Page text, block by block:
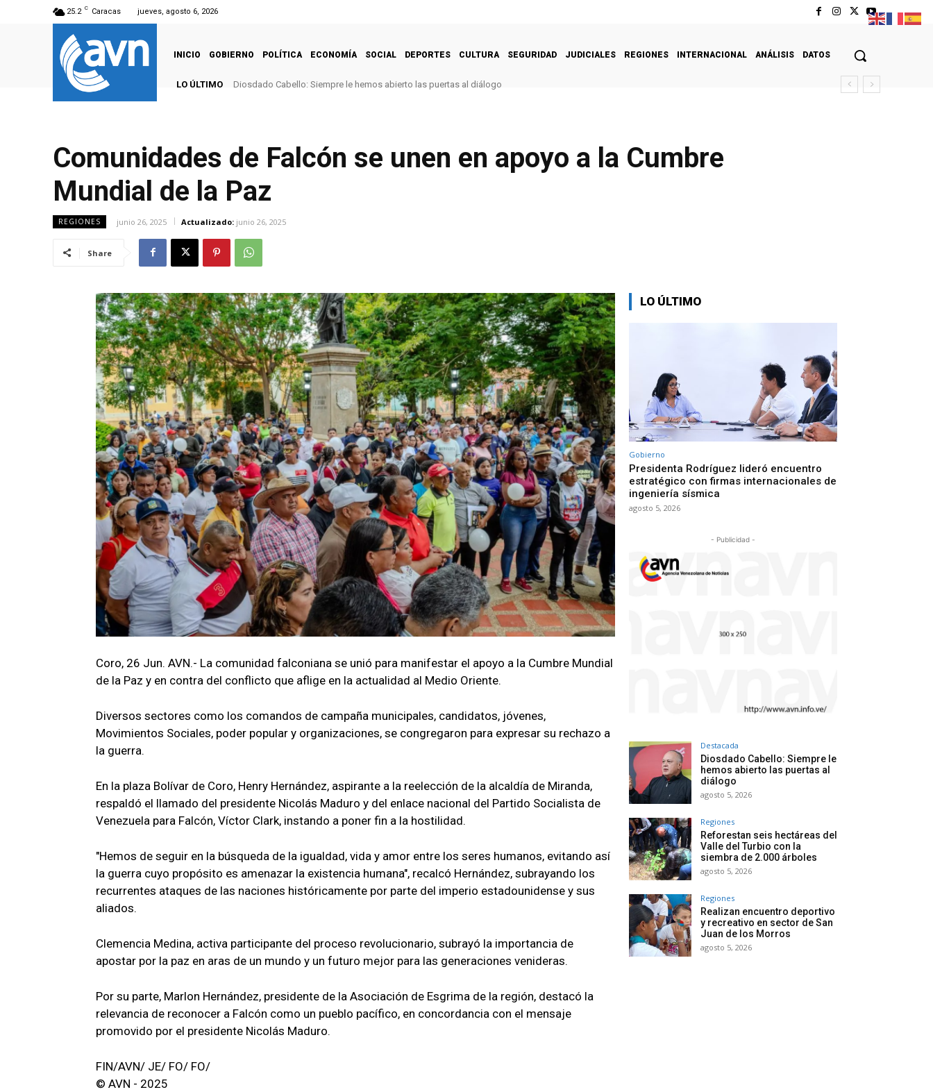
25.2 C Caracas jueves, agosto 6, 2026
INICIO GOBIERNO POLÍTICA ECONOMÍA SOCIAL DEPORTES CULTURA SEGURIDAD JUDICIALES REGIONES INTERNACIONAL ANÁLISIS DATOS
LO ÚLTIMO Diosdado Cabello: Siempre le hemos abierto las puertas al diálogo
Reforestan seis hectáreas del Valle del Turbio con la siembra de 2.000 árboles
Comunidades de Falcón se unen en apoyo a la Cumbre
Mundial de la Paz
REGIONES junio 26, 2025 Actualizado: junio 26, 2025
Share
Coro, 26 Jun. AVN.- La comunidad falconiana se unió para manifestar el apoyo a la Cumbre Mundial
de la Paz y en contra del conflicto que aflige en la actualidad al Medio Oriente.
Diversos sectores como los comandos de campaña municipales, candidatos, jóvenes,
Movimientos Sociales, poder popular y organizaciones, se congregaron para expresar su rechazo a
la guerra.
En la plaza Bolívar de Coro, Henry Hernández, aspirante a la reelección de la alcaldía de Miranda,
respaldó el llamado del presidente Nicolás Maduro y del enlace nacional del Partido Socialista de
Venezuela para Falcón, Víctor Clark, instando a poner fin a la hostilidad.
"Hemos de seguir en la búsqueda de la igualdad, vida y amor entre los seres humanos, evitando así
la guerra cuyo propósito es amenazar la existencia humana", recalcó Hernández, subrayando los
recurrentes ataques de las naciones históricamente por parte del imperio estadounidense y sus
aliados.
Clemencia Medina, activa participante del proceso revolucionario, subrayó la importancia de
apostar por la paz en aras de un mundo y un futuro mejor para las generaciones venideras.
Por su parte, Marlon Hernández, presidente de la Asociación de Esgrima de la región, destacó la
relevancia de reconocer a Falcón como un pueblo pacífico, en concordancia con el mensaje
promovido por el presidente Nicolás Maduro.
FIN/AVN/ JE/ FO/ FO/
© AVN - 2025
LO ÚLTIMO
Gobierno
Presidenta Rodríguez lideró encuentro
estratégico con firmas internacionales de
ingeniería sísmica
agosto 5, 2026
- Publicidad -
Destacada
Diosdado Cabello: Siempre le
hemos abierto las puertas al
diálogo
agosto 5, 2026
Regiones
Reforestan seis hectáreas del
Valle del Turbio con la
siembra de 2.000 árboles
agosto 5, 2026
Regiones
Realizan encuentro deportivo
y recreativo en sector de San
Juan de los Morros
agosto 5, 2026